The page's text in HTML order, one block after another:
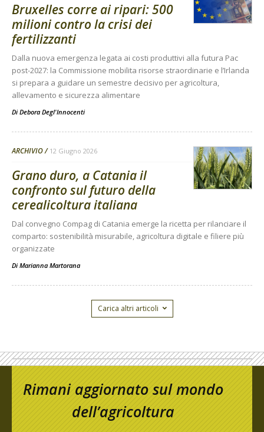
Bruxelles corre ai ripari: 500
milioni contro la crisi dei
fertilizzanti
Dalla nuova emergenza legata ai costi produttivi alla futura Pac
post-2027: la Commissione mobilita risorse straordinarie e l’Irlanda
si prepara a guidare un semestre decisivo per agricoltura,
allevamento e sicurezza alimentare
Di Debora Degl'Innocenti
ARCHIVIO 12 Giugno 2026
Grano duro, a Catania il
confronto sul futuro della
cerealicoltura italiana
Dal convegno Compag di Catania emerge la ricetta per rilanciare il
comparto: sostenibilità misurabile, agricoltura digitale e filiere più
organizzate
Di Marianna Martorana
Carica altri articoli
Rimani aggiornato sul mondo
dell’agricoltura